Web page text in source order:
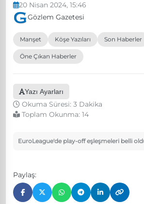
Boykot
20 Nisan 2024, 15:46
Gözlem Gazetesi
Manşet Köşe Yazıları Son Haberler
Öne Çıkan Haberler
Yazı Ayarları
Okuma Süresi: 3 Dakika
Toplam Okunma: 14
EuroLeague'de play-off eşleşmeleri belli
Paylaş: